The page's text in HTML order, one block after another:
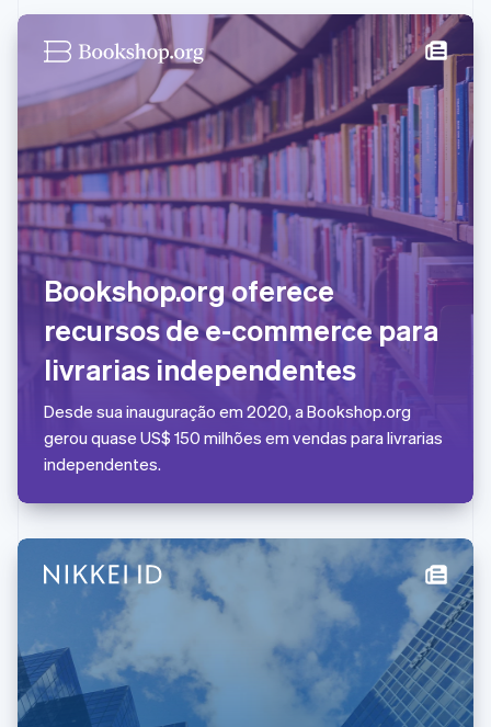
Bookshop.org oferece
recursos de e-commerce para
livrarias independentes
Desde sua inauguração em 2020, a Bookshop.org
gerou quase US$ 150 milhões em vendas para livrarias
independentes.
Gibraltar
Grécia
English
Hungria
English
Índia
English
Irlanda
English
Itália
ItalianoEnglish
Japão
日本語 English
Letônia
Liechtenstein
Lituânia
English
Luxemburgo
Malásia
Malta
English
México
Español English
Noruega
English
Nova Zelândia
English